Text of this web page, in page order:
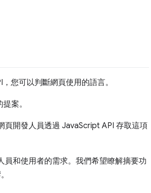
您可以判斷網頁使用的語言。
案。
頁開發人員透過 JavaScript API 存取這項
和使用者的需求。我們希望瞭解摘要功